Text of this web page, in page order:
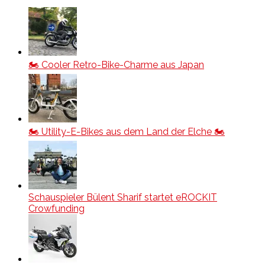
🏍️ Cooler Retro-Bike-Charme aus Japan
🏍️ Utility-E-Bikes aus dem Land der Elche 🏍️
Schauspieler Bülent Sharif startet eROCKIT
Crowfunding